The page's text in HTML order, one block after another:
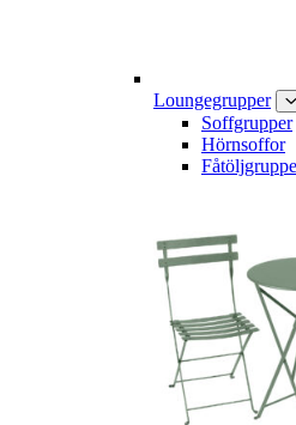
Loungegrupper
Soffgrupper
Hörnsoffor